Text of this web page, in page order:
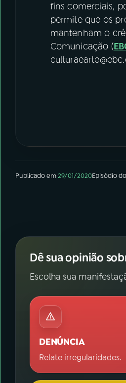
fins comerciais,
permite que os
mantenham o
Comunicação (
Publicado em29/01/2020Episódio
Dê sua opinião
Escolha sua
DENÚNCIA
Relate irregularidades.